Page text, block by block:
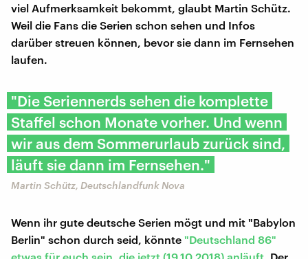
viel Aufmerksamkeit bekommt, glaubt Martin Schütz.
Weil die Fans die Serien schon sehen und Infos
darüber streuen können, bevor sie dann im Fernsehen
laufen.
"Die Seriennerds sehen die komplette
Staffel schon Monate vorher. Und wenn
wir aus dem Sommerurlaub zurück sind,
läuft sie dann im Fernsehen."
Martin Schütz, Deutschlandfunk Nova
Wenn ihr gute deutsche Serien mögt und mit "Babylon
Berlin" schon durch seid, könnte "Deutschland 86"